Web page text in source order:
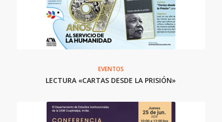
EVENTOS
LECTURA «CARTAS DESDE LA PRISIÓN»